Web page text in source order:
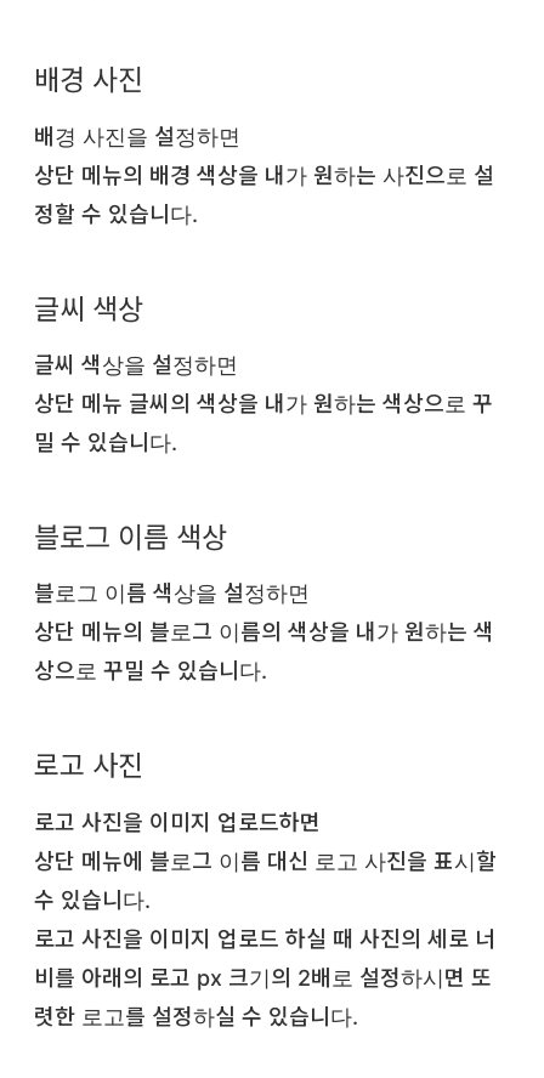
배경 사진
배경 사진을 설정하면
상단 메뉴의 배경 색상을 내가 원하는 사진으로 설
정할 수 있습니다.
글씨 색상
글씨 색상을 설정하면
상단 메뉴 글씨의 색상을 내가 원하는 색상으로 꾸
밀 수 있습니다.
블로그 이름 색상
블로그 이름 색상을 설정하면
상단 메뉴의 블로그 이름의 색상을 내가 원하는 색
상으로 꾸밀 수 있습니다.
로고 사진
로고 사진을 이미지 업로드하면
상단 메뉴에 블로그 이름 대신 로고 사진을 표시할
수 있습니다.
로고 사진을 이미지 업로드 하실 때 사진의 세로 너
비를 아래의 로고 px 크기의 2배로 설정하시면 또
렷한 로고를 설정하실 수 있습니다.